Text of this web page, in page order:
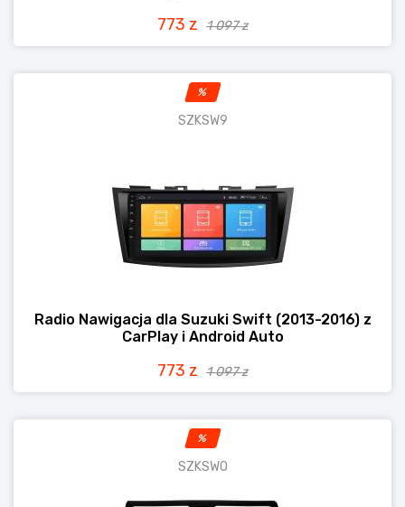
773 z 1 097 z
%
SZKSW9
Radio Nawigacja dla Suzuki Swift (2013-2016) z
CarPlay i Android Auto
773 z 1 097 z
%
SZKSWO